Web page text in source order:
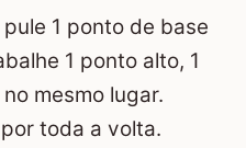
1 ponto de base
1 ponto alto, 1
mesmo lugar.
toda a volta.